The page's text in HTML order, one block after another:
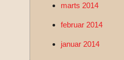
marts 2014
februar 2014
januar 2014